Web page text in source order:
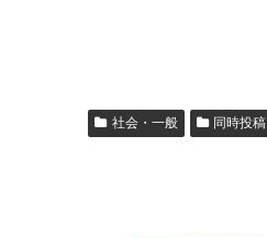
社会・一般 同時投稿